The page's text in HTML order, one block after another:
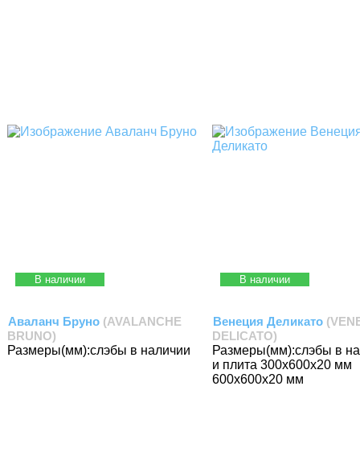
В наличии
Аваланч Бруно (AVALANCHE
BRUNO)
Размеры(мм):слэбы в наличии
В наличии
Венеция Деликато
DELICATO)
Размеры(мм):слэбы в
и плита 300х600х20 мм
600х600х20 мм